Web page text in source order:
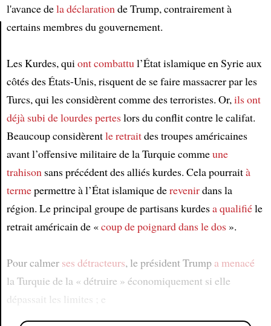
l'avance dela déclaration de Trump, contrairement à
certains membres du gouvernement.
Les Kurdes, qui ont combattu l’État islamique en Syrie aux
côtés des États-Unis, risquent de se faire massacrer par les
Turcs, qui les considèrent comme des terroristes. Or, ils ont
déjà subi de lourdes perteslors du conflit contre le califat.
Beaucoup considèrentle retraitdes troupes américaines
avant l’offensive militaire de la Turquie commeune
trahison sans précédent des alliés kurdes. Cela pourraità
termepermettre à l’État islamique derevenirdans la
région. Le principal groupe de partisans kurdesa qualifiéle
retrait américain de «coup de poignarddans le dos».
Pour calmer ses détracteurs, le président Trump a menacé
la Turquie de la « détruire » économiquement si elle
dépassait les limites ; e